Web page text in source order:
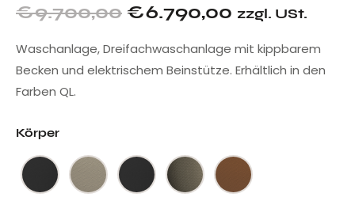
€9.700,00 €6.790,00 zzgl. USt.
Waschanlage, Dreifachwaschanlage mit kippbarem
Becken und elektrischem Beinstütze. Erhältlich in den
Farben QL.
Körper